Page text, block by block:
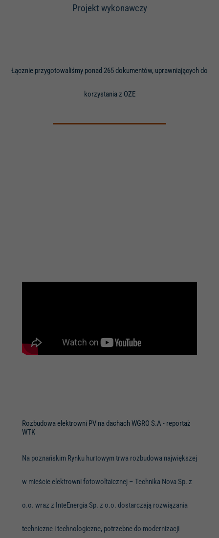
Projekt wykonawczy
Łącznie przygotowaliśmy ponad 265 dokumentów, uprawniających do
korzystania z OZE
Rozbudowa elektrowni PV na dachach WGRO S.A - reportaż
WTK
Na poznańskim Rynku hurtowym trwa rozbudowa największej
w mieście elektrowni fotowoltaicznej – Technika Nova Sp. z
o.o. wraz z InteEnergia Sp. z o.o. dostarczają rozwiązania
techniczne i technologiczne, potrzebne do modernizacji